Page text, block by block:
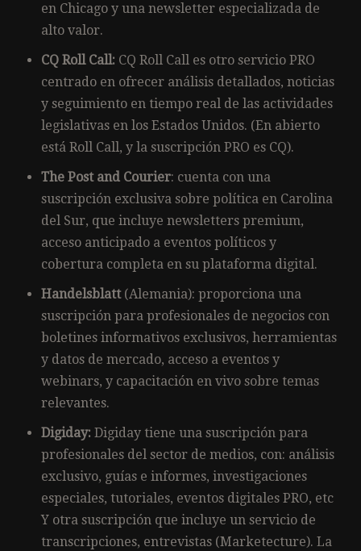
en Chicago y una newsletter especializada de
alto valor.
CQ Roll Call: CQ Roll Call es otro servicio PRO
centrado en ofrecer análisis detallados, noticias
y seguimiento en tiempo real de las actividades
legislativas en los Estados Unidos. (En abierto
está Roll Call, y la suscripción PRO es CQ).
The Post and Courier: cuenta con una
suscripción exclusiva sobre política en Carolina
del Sur, que incluye newsletters premium,
acceso anticipado a eventos políticos y
cobertura completa en su plataforma digital.
Handelsblatt(Alemania): proporciona una
suscripción para profesionales de negocios con
boletines informativos exclusivos, herramientas
y datos de mercado, acceso a eventos y
webinars, y capacitación en vivo sobre temas
relevantes.
Digiday: Digiday tiene una suscripción para
profesionales del sector de medios, con: análisis
exclusivo, guías e informes, investigaciones
especiales, tutoriales, eventos digitales PRO, etc
Y otra suscripción que incluye un servicio de
transcripciones, entrevistas (Marketecture). La